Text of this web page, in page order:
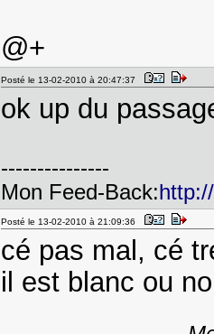
@+
Posté le 13-02-2010 à 20:47:37
ok up du
---------------
Mon Feed-Back:
Posté le 13-02-2010 à 21:09:36
cé pas mal, cé
il est blanc ou